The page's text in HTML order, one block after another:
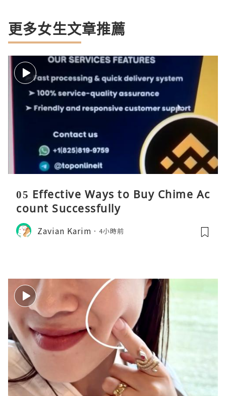
更多女生文章推薦
05 Effective Ways to Buy Chime Ac
count Successfully
Zavian Karim 4小時前